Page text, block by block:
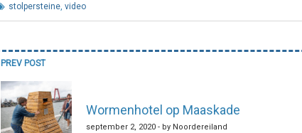
stolpersteine, video
Bericht
navigatie
PREV POST
Wormenhotel op Maaskade
september 2, 2020 - by Noordereiland